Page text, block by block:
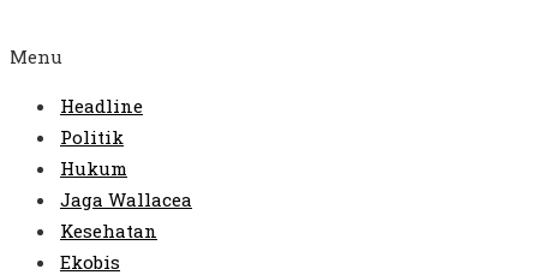
Menu
Headline
Politik
Hukum
Jaga Wallacea
Kesehatan
Ekobis